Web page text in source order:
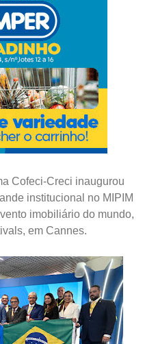
Cofeci-Creci inaugurou
institucional no MIPIM
imobiliário do mundo,
em Cannes.